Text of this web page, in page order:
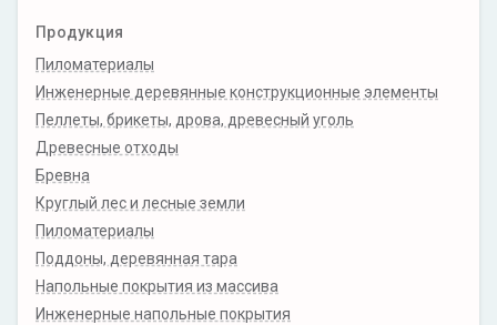
Продукция
Пиломатериалы
Инженерные деревянные конструкционные элементы
Пеллеты, брикеты, дрова, древесный уголь
Древесные отходы
Бревна
Круглый лес и лесные земли
Пиломатериалы
Поддоны, деревянная тара
Напольные покрытия из массива
Инженерные напольные покрытия